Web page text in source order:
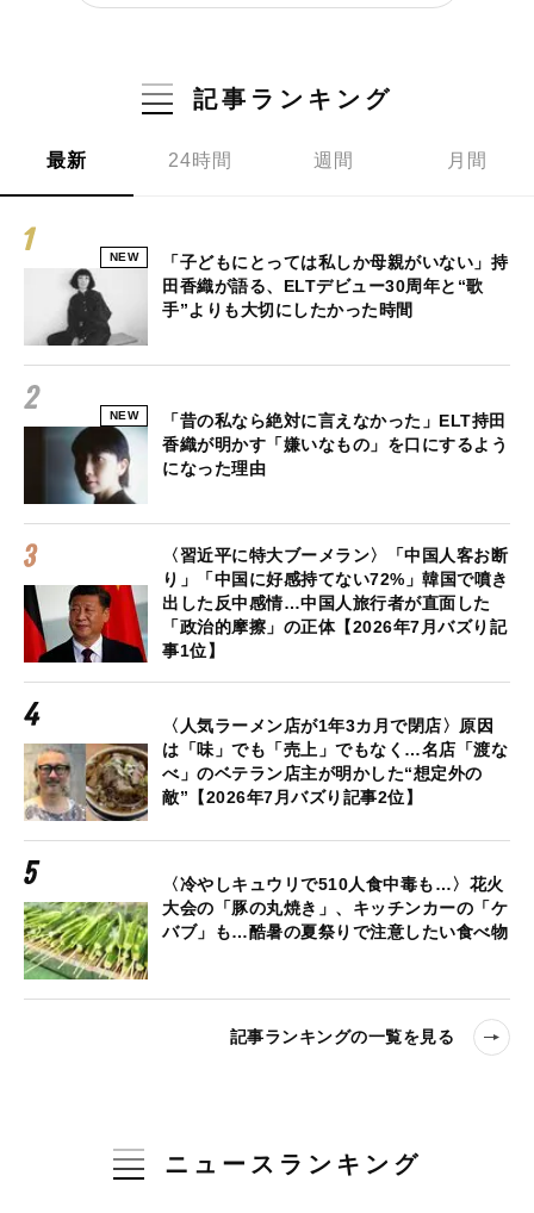
記事ランキング
最新 24時間 週間 月間
NEW
「子どもにとっては私しか母親がいない」持
田香織が語る、ELTデビュー30周年と“歌
手”よりも大切にしたかった時間
NEW
「昔の私なら絶対に言えなかった」ELT持田
香織が明かす「嫌いなもの」を口にするよう
になった理由
〈習近平に特大ブーメラン〉「中国人客お断
り」「中国に好感持てない72%」韓国で噴き
出した反中感情…中国人旅行者が直面した
「政治的摩擦」の正体【2026年7月バズり記
事1位】
〈人気ラーメン店が1年3カ月で閉店〉原因
は「味」でも「売上」でもなく…名店「渡な
べ」のベテラン店主が明かした“想定外の
敵”【2026年7月バズり記事2位】
〈冷やしキュウリで510人食中毒も…〉花火
大会の「豚の丸焼き」、キッチンカーの「ケ
バブ」も…酷暑の夏祭りで注意したい食べ物
記事ランキングの一覧を見る
ニュースランキング